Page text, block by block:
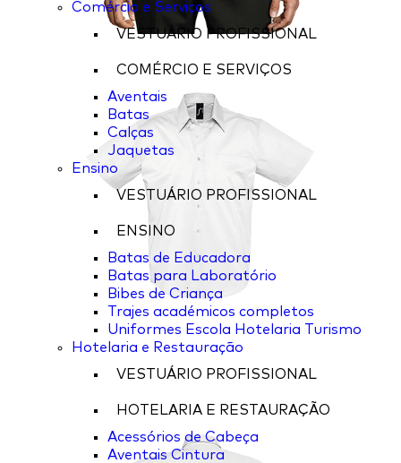
Comércio e Serviços
VESTUÁRIO PROFISSIONAL
COMÉRCIO E SERVIÇOS
Aventais
Batas
Calças
Jaquetas
Ensino
VESTUÁRIO PROFISSIONAL
ENSINO
Batas de Educadora
Batas para Laboratório
Bibes de Criança
Trajes académicos completos
Uniformes Escola Hotelaria Turismo
Hotelaria e Restauração
VESTUÁRIO PROFISSIONAL
HOTELARIA E RESTAURAÇÃO
Acessórios de Cabeça
Aventais Cintura